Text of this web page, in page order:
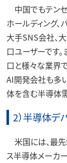
中国でもテンセ
ホールディング、
大手SNS会社、
口ユーザーです
口と様々な業界
AI開発会社も多
体を含む半導体
2）半導体デ
米国には、最先
ス半導体メーカー